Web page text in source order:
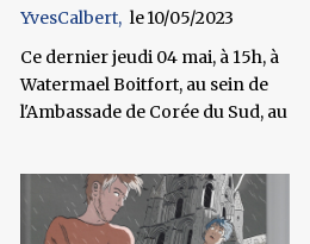
YvesCalbert
10/05/2023
Ce dernier jeudi 04 mai, à 15h, à
Watermael Boitfort, au sein de
l'Ambassade de Corée du Sud, au